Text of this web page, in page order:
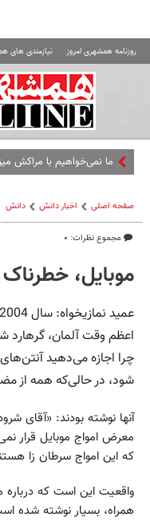
روزنامه همشهری امروز نیازمندی های
ما نمی‌خواهیم با مراکش
صفحه اصلی اخبار دانش دانش
مجموع نظرات: ۰
موبایل،
اعظم وقت آلمان، گرهارد
شود، در حالی‌که همه از
آنها نوشته‌ بودند: «آقای
معرض امواج موبایل قرار
که این امواج سرطان زا
واقعیت این است که
همراه، بسیار نوشته شده